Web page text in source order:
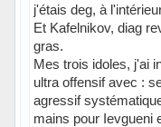
j'étais deg, à
Et Kafelnikov, diag
gras.
Mes trois idoles, j'ai
ultra offensif avec :
agressif
mains pour Ievgueni